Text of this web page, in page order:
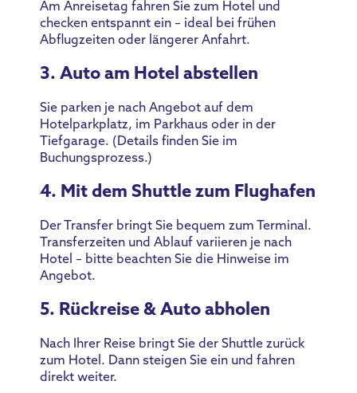
Am Anreisetag fahren Sie zum Hotel und
checken entspannt ein – ideal bei frühen
Abflugzeiten oder längerer Anfahrt.
3. Auto am Hotel abstellen
Sie parken je nach Angebot auf dem
Hotelparkplatz, im Parkhaus oder in der
Tiefgarage. (Details finden Sie im
Buchungsprozess.)
4. Mit dem Shuttle zum Flughafen
Der Transfer bringt Sie bequem zum Terminal.
Transferzeiten und Ablauf variieren je nach
Hotel – bitte beachten Sie die Hinweise im
Angebot.
5. Rückreise & Auto abholen
Nach Ihrer Reise bringt Sie der Shuttle zurück
zum Hotel. Dann steigen Sie ein und fahren
direkt weiter.